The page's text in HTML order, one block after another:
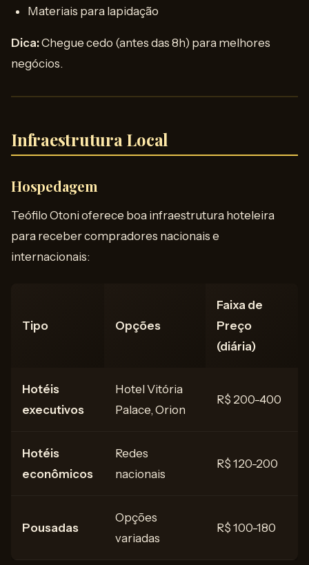
Materiais para lapidação
Dica:Chegue cedo (antes das 8h) para melhores
negócios.
Infraestrutura Local
Hospedagem
Teófilo Otoni oferece boa infraestrutura hoteleira
para receber compradores nacionais e
internacionais:
Tipo Opções
Faixa de
Preço
(diária)
Hotéis
executivos
Hotel Vitória
Palace, Orion
R$ 200-400
Hotéis
econômicos
Redes
nacionais
R$ 120-200
Pousadas
Opções
variadas
R$ 100-180